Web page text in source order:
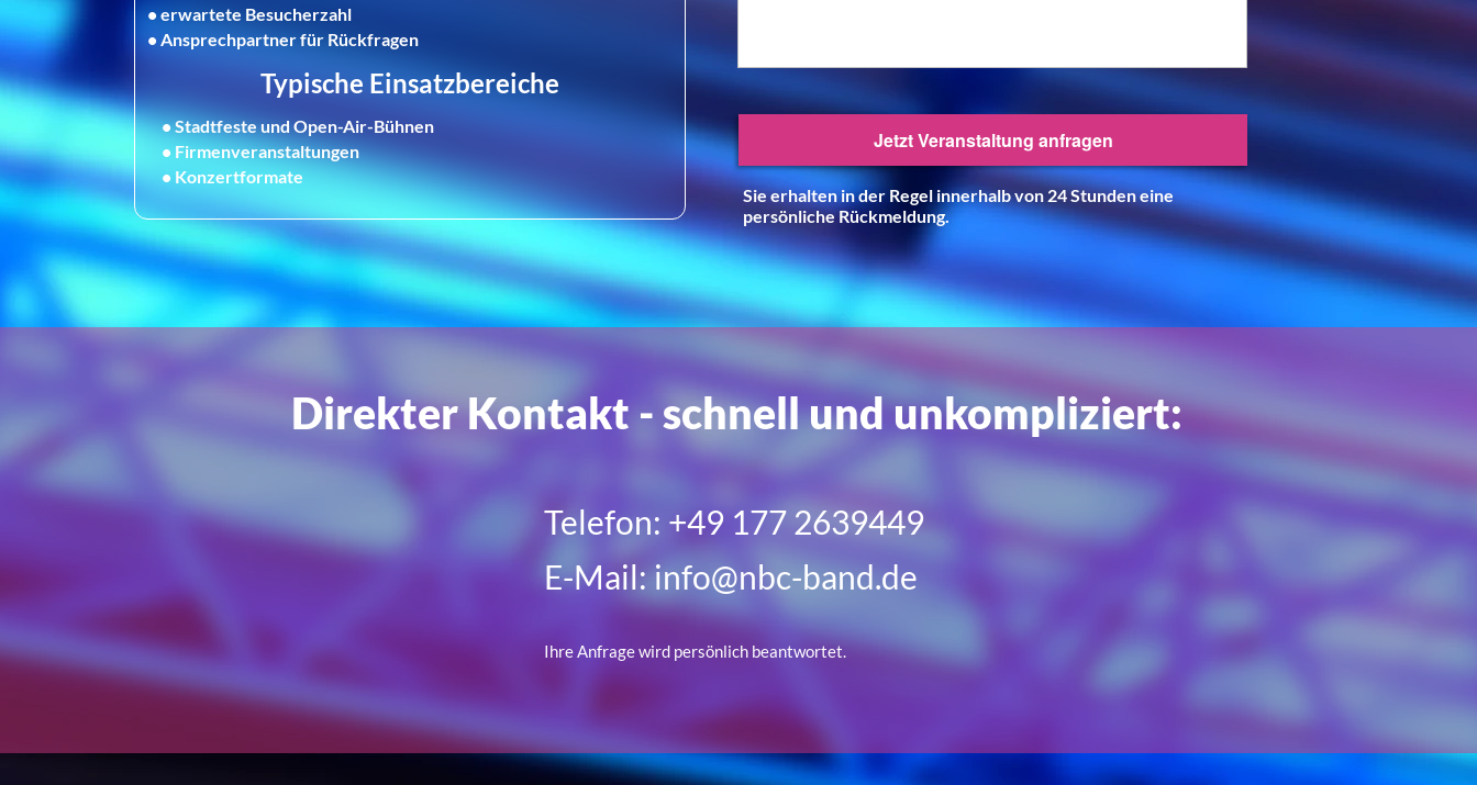
• erwartete Besucherzahl
• Ansprechpartner für Rückfragen
Typische Einsatzbereiche
Stadtfeste und Open-Air-Bühnen
Firmenveranstaltungen
Konzertformate
Sie erhalten in der Regel innerhalb von 24 Stunden eine
persönliche Rückmeldung.
Direkter Kontakt - schnell und unkompliziert:
Telefon: +49 177 2639449
E-Mail: info@nbc-band.de
Ihre Anfrage wird persönlich beantwortet.